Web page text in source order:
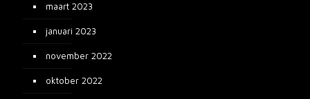
maart 2023
januari 2023
november 2022
oktober 2022